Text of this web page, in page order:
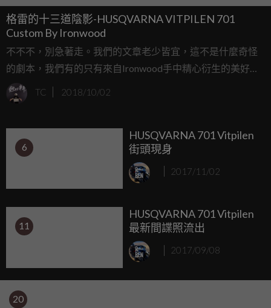
格雷的十三道陰影-HUSQVARNA VITPILEN 701
Custom By Ironwood
不不不，別急著走。我們的文章老少皆宜，這不是什麼奇怪
的劇本，我們有的只有來自Ironwood手中精心衍生的美好，
正能量永遠不嫌多，我們始終相信再冷門的車款，都可能被
職人給改頭換面。看看這台HUSQVARNA VITPILEN，低調
的美。
TC 2018/10/02
6
HUSQVARNA 701 Vitpilen
街頭現身
2017/11/02
11
HUSQVARNA 701 Vitpilen
最新間諜照流出
2017/09/08
20